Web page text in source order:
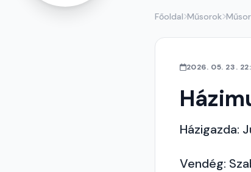
Főoldal Műsorok Műsor
2026. 05. 23.
Házigazda:
Vendég: